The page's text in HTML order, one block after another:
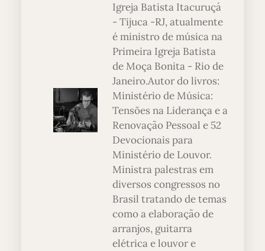
Igreja Batista Itacuruçá
- Tijuca -RJ, atualmente
é ministro de música na
Primeira Igreja Batista
de Moça Bonita - Rio de
Janeiro.Autor do livros:
Ministério de Música:
Tensões na Liderança e a
Renovação Pessoal e 52
Devocionais para
Ministério de Louvor.
Ministra palestras em
diversos congressos no
Brasil tratando de temas
como a elaboração de
arranjos, guitarra
elétrica e louvor e